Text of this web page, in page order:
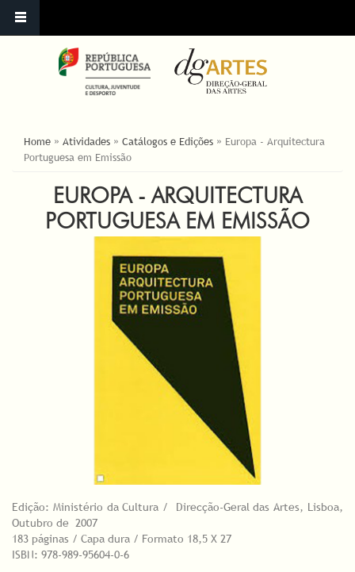
YOU ARE HERE
Home » Atividades » Catálogos e Edições » Europa - Arquitectura
Portuguesa em Emissão
EUROPA - ARQUITECTURA
PORTUGUESA EM EMISSÃO
Edição: Ministério da Cultura / Direcção-Geral das Artes, Lisboa,
Outubro de 2007
183 páginas / Capa dura / Formato 18,5 X 27
ISBN: 978-989-95604-0-6